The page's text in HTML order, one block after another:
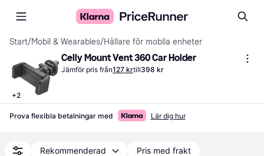
Start/Mobil & Wearables/Hållare för mobila enheter
+2
Celly Mount Vent 360 Car Holder
Jämför pris från127 krtill398 kr
Prova flexibla betalningar med Lär dig hur
Rekommenderad Pris med frakt